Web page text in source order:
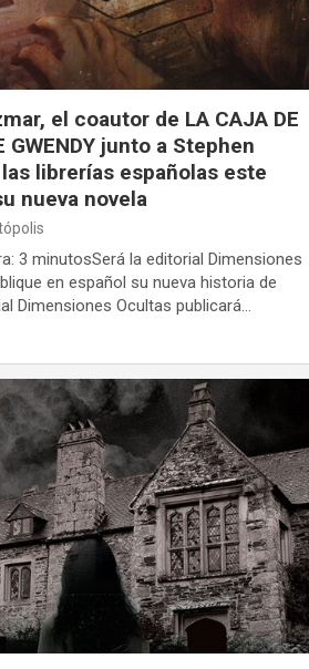
el coautor de LA CAJA DE
GWENDY junto a Stephen
librerías españolas este
nueva novela
3 minutosSerá la editorial Dimensiones
en español su nueva historia de
Dimensiones Ocultas publicará…